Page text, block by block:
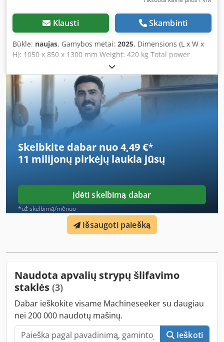
Klausti Skambinti
Būklė: naujas, Gamybos metai: 2025, Dimensions (L x W x
H): 1050 x 850 x 1300 mm Weight: 420 kg Total power
requirement: 4.5 kW Round bar grinding machine FS-80B2
- Working range Ø 10 - 80 mm Dcsdpfx Apjvz Hfqj Eek -
Drive motor: 4.0 kW - Extraction motor: 0.5 kW - Extraction
nozzle Ø 100 mm - Voltage: 400 V / 50 Hz - Feed speed: 1 -
20 m/min - Grinding belt speed: 1080 m/min - Grinding
belt dimensions: 130 x 1850 mm - Dimensions (L x W x H):
1050 x 850 x 1300 mm - Weight: 420 kg
Skelbkite dabar nuo 4,49 €*
11 milijonų pirkėjų laukia jūsų
Įdėti skelbimą dabar
*už skelbimą/mėnuo
Išsaugoti paiešką
Naudota apvalių strypų šlifavimo
staklės (3)
Dabar ieškokite visame Machineseeker su daugiau
nei 200 000 naudotų mašinų.
Ieškoti